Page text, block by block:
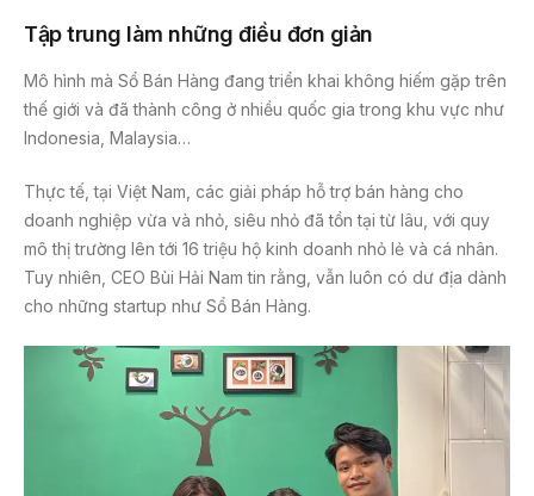
Tập trung làm những điều đơn giản
Mô hình mà Sổ Bán Hàng đang triển khai không hiếm gặp trên
thế giới và đã thành công ở nhiều quốc gia trong khu vực như
Indonesia, Malaysia…
Thực tế, tại Việt Nam, các giải pháp hỗ trợ bán hàng cho
doanh nghiệp vừa và nhỏ, siêu nhỏ đã tồn tại từ lâu, với quy
mô thị trường lên tới 16 triệu hộ kinh doanh nhỏ lẻ và cá nhân.
Tuy nhiên, CEO Bùi Hải Nam tin rằng, vẫn luôn có dư địa dành
cho những startup như Sổ Bán Hàng.